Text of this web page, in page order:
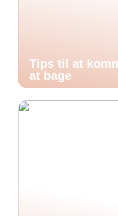
Tips til at
at bage